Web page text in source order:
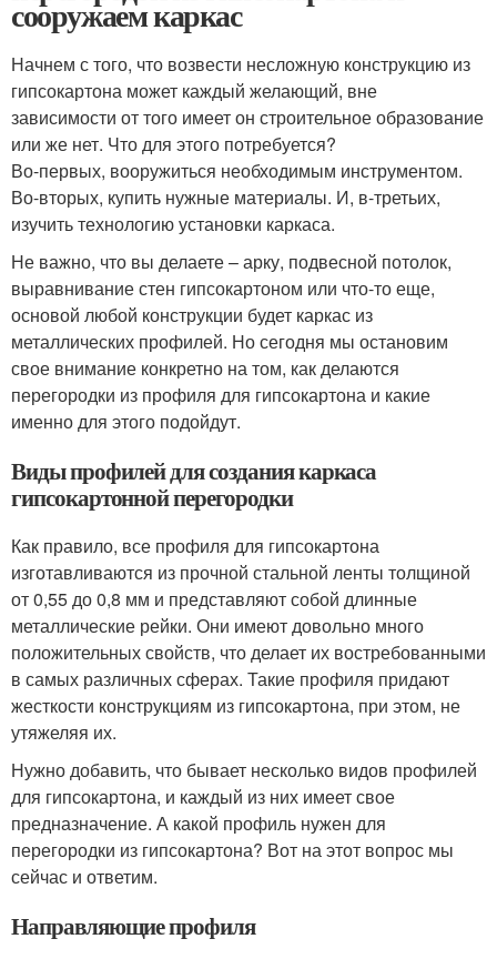
сооружаем каркас
Начнем с того, что возвести несложную конструкцию из
гипсокартона может каждый желающий, вне
зависимости от того имеет он строительное образование
или же нет. Что для этого потребуется?
Во-первых, вооружиться необходимым инструментом.
Во-вторых, купить нужные материалы. И, в-третьих,
изучить технологию установки каркаса.
Не важно, что вы делаете – арку, подвесной потолок,
выравнивание стен гипсокартоном или что-то еще,
основой любой конструкции будет каркас из
металлических профилей. Но сегодня мы остановим
свое внимание конкретно на том, как делаются
перегородки из профиля для гипсокартона и какие
именно для этого подойдут.
Виды профилей для создания каркаса
гипсокартонной перегородки
Как правило, все профиля для гипсокартона
изготавливаются из прочной стальной ленты толщиной
от 0,55 до 0,8 мм и представляют собой длинные
металлические рейки. Они имеют довольно много
положительных свойств, что делает их востребованными
в самых различных сферах. Такие профиля придают
жесткости конструкциям из гипсокартона, при этом, не
утяжеляя их.
Нужно добавить, что бывает несколько видов профилей
для гипсокартона, и каждый из них имеет свое
предназначение. А какой профиль нужен для
перегородки из гипсокартона? Вот на этот вопрос мы
сейчас и ответим.
Направляющие профиля